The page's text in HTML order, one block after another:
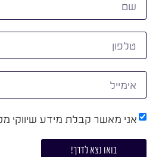
אני מאשר קבלת מידע שיווקי
בואו נצא לדרך!